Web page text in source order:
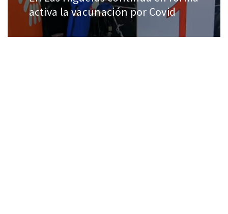
activa la vacunación por Covid